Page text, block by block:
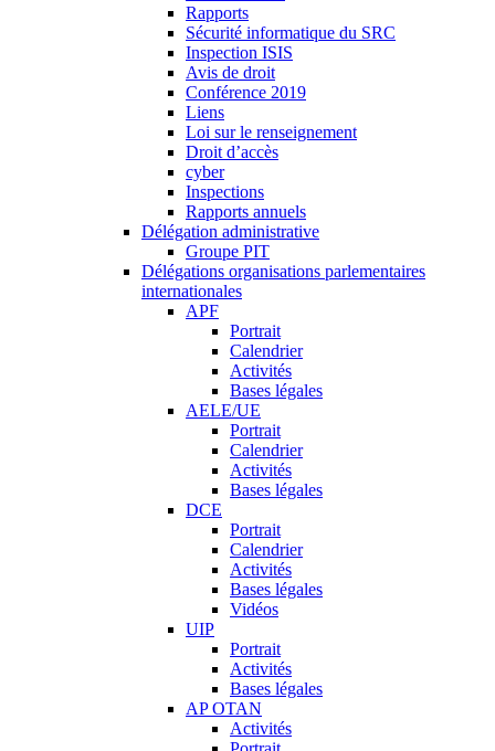
Rapports
Sécurité informatique du SRC
Inspection ISIS
Avis de droit
Conférence 2019
Liens
Loi sur le renseignement
Droit d’accès
cyber
Inspections
Rapports annuels
Délégation administrative
Groupe PIT
Délégations organisations parlementaires
internationales
APF
Portrait
Calendrier
Activités
Bases légales
AELE/UE
Portrait
Calendrier
Activités
Bases légales
DCE
Portrait
Calendrier
Activités
Bases légales
Vidéos
UIP
Portrait
Activités
Bases légales
AP OTAN
Activités